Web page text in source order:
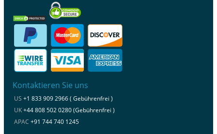
Kontaktieren Sie uns
US +1 833 909 2966 ( Gebührenfrei )
UK+44 808 502 0280 (Gebührenfrei )
APAC +91 744 740 1245